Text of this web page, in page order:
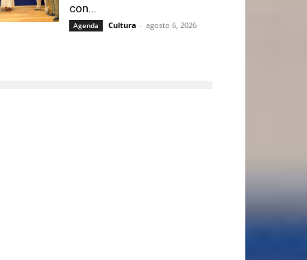
con...
Agenda Cultura - agosto 6, 2026